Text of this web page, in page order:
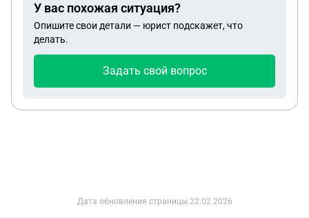
У вас похожая ситуация?
Опишите свои детали — юрист подскажет, что
делать.
Задать свой вопрос
Дата обновления страницы 22.02.2026